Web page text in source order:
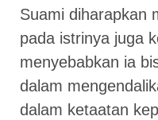
Suami diharapkan
pada istrinya juga
menyebabkan ia
dalam
dalam ketaatan